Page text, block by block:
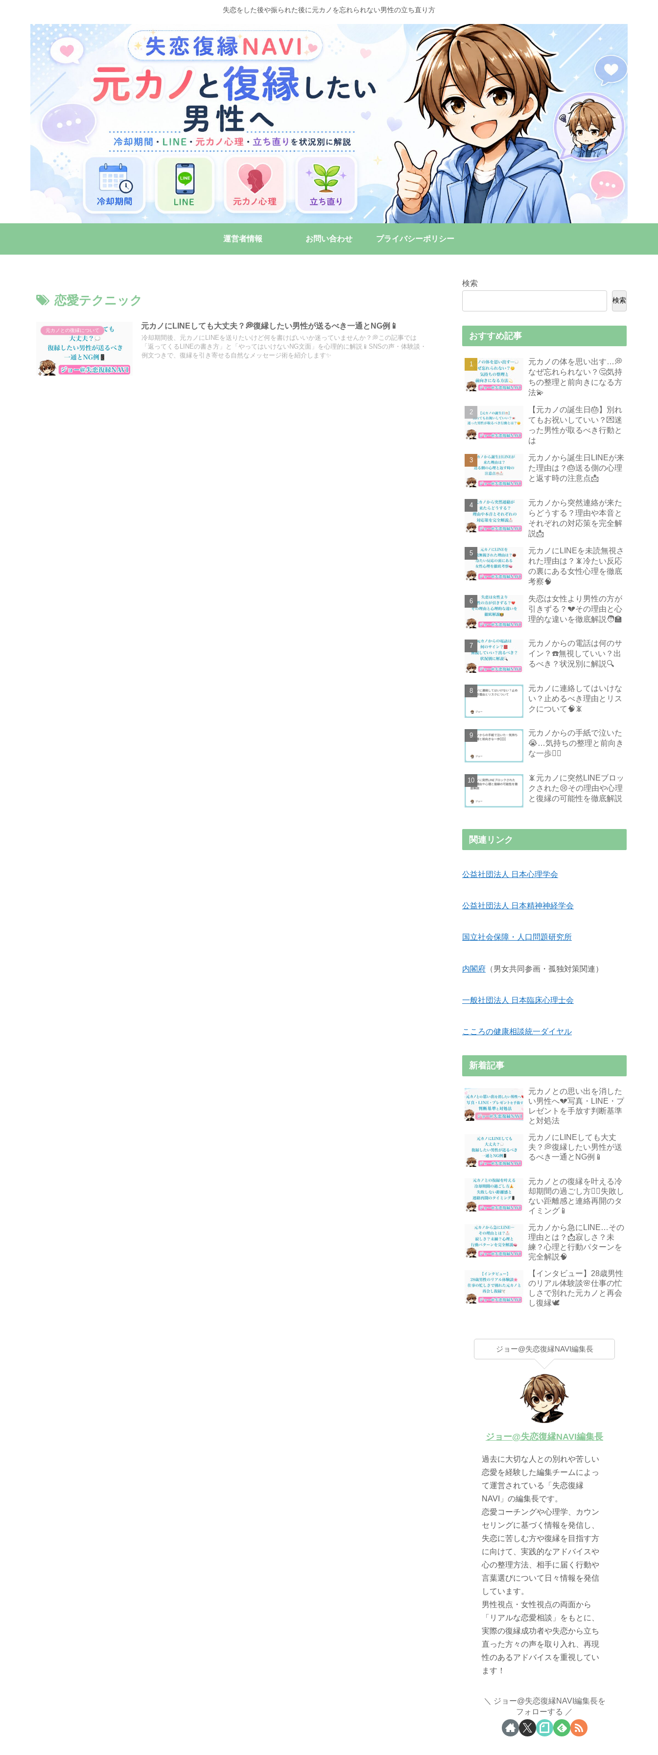
失恋をした後や振られた後に元カノを忘れられない男性の立ち直り方
運営者情報 お問い合わせ プライバシーポリシー
恋愛テクニック
元カノとの復縁について
元カノにLINEしても大丈夫？💭復縁したい男性が送るべき一通とNG例📱
冷却期間後、元カノにLINEを送りたいけど何を書けばいいか迷っていませんか？💭この記事では
「返ってくるLINEの書き方」と「やってはいけないNG文面」を心理的に解説📱SNSの声・体験談・
例文つきで、復縁を引き寄せる自然なメッセージ術を紹介します✨
検索
検索
おすすめ記事
元カノの体を思い出す…💭
なぜ忘れられない？🤔気持
ちの整理と前向きになる方
法💫
【元カノの誕生日🎂】別れ
てもお祝いしていい？💌迷
った男性が取るべき行動と
は
元カノから誕生日LINEが来
た理由は？🎂送る側の心理
と返す時の注意点📩
元カノから突然連絡が来た
らどうする？理由や本音と
それぞれの対応策を完全解
説📩
元カノにLINEを未読無視さ
れた理由は？📵冷たい反応
の裏にある女性心理を徹底
考察🧠
失恋は女性より男性の方が
引きずる？💔その理由と心
理的な違いを徹底解説🧑‍🏫
元カノからの電話は何のサ
イン？☎️無視していい？出
るべき？状況別に解説🔍
元カノに連絡してはいけな
い？止めるべき理由とリス
クについて🧠📵
元カノからの手紙で泣いた
😭…気持ちの整理と前向き
な一歩🚶‍♂️
📵元カノに突然LINEブロッ
クされた😢その理由や心理
と復縁の可能性を徹底解説
関連リンク
公益社団法人 日本心理学会
公益社団法人 日本精神神経学会
国立社会保障・人口問題研究所
内閣府 （男女共同参画・孤独対策関連）
一般社団法人 日本臨床心理士会
こころの健康相談統一ダイヤル
新着記事
元カノとの思い出を消した
い男性へ💔写真・LINE・プ
レゼントを手放す判断基準
と対処法
元カノにLINEしても大丈
夫？💭復縁したい男性が送
るべき一通とNG例📱
元カノとの復縁を叶える冷
却期間の過ごし方🧘‍♂️失敗し
ない距離感と連絡再開のタ
イミング📱
元カノから急にLINE…その
理由とは？📩寂しさ？未
練？心理と行動パターンを
完全解説🧠
【インタビュー】28歳男性
のリアル体験談🌸仕事の忙
しさで別れた元カノと再会
し復縁🕊️
ジョー@失恋復縁NAVI編集長
ジョー@失恋復縁NAVI編集長
過去に大切な人との別れや苦しい
恋愛を経験した編集チームによっ
て運営されている「失恋復縁
NAVI」の編集長です。
恋愛コーチングや心理学、カウン
セリングに基づく情報を発信し、
失恋に苦しむ方や復縁を目指す方
に向けて、実践的なアドバイスや
心の整理方法、相手に届く行動や
言葉選びについて日々情報を発信
しています。
男性視点・女性視点の両面から
「リアルな恋愛相談」をもとに、
実際の復縁成功者や失恋から立ち
直った方々の声を取り入れ、再現
性のあるアドバイスを重視してい
ます！
ジョー@失恋復縁NAVI編集長を
フォローする